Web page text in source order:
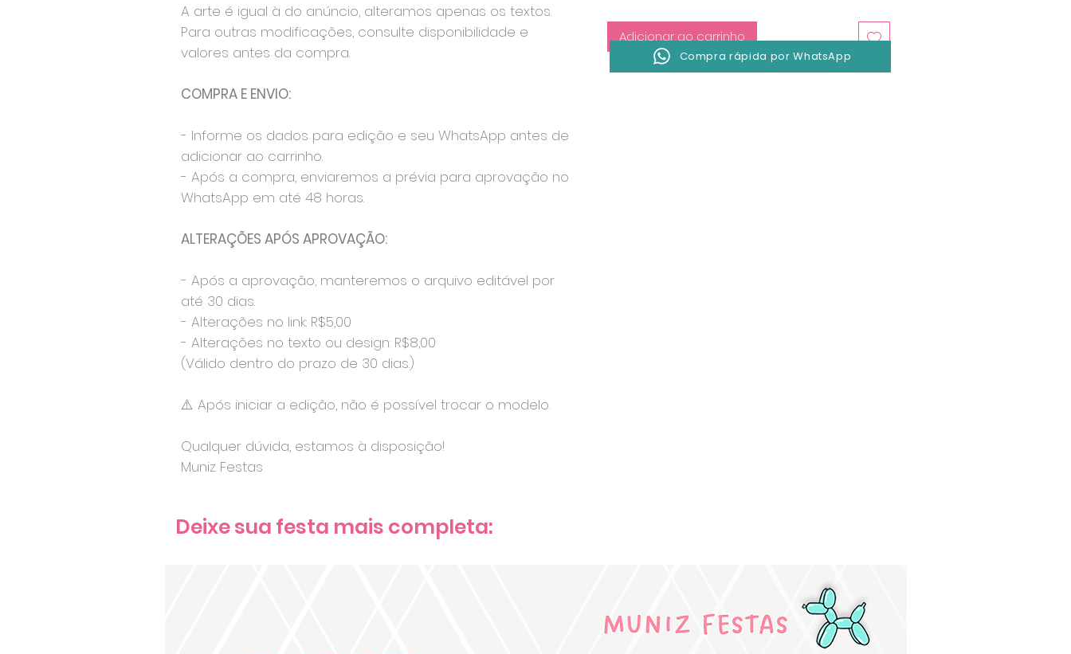
A arte é igual à do anúncio, alteramos apenas os textos.
Para outras modificações, consulte disponibilidade e
valores antes da compra.
COMPRA E ENVIO:
- Informe os dados para edição e seu WhatsApp antes de
adicionar ao carrinho.
- Após a compra, enviaremos a prévia para aprovação no
WhatsApp em até 48 horas.
ALTERAÇÕES APÓS APROVAÇÃO:
- Após a aprovação, manteremos o arquivo editável por
até 30 dias.
- Alterações no link: R$5,00
- Alterações no texto ou design: R$8,00
(Válido dentro do prazo de 30 dias.)
⚠️ Após iniciar a edição, não é possível trocar o modelo.
Qualquer dúvida, estamos à disposição!
Muniz Festas
Adicionar ao carrinho
Compra rápida por WhatsApp
Deixe sua festa mais completa: